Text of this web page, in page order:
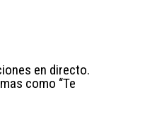
en directo.
como “Te